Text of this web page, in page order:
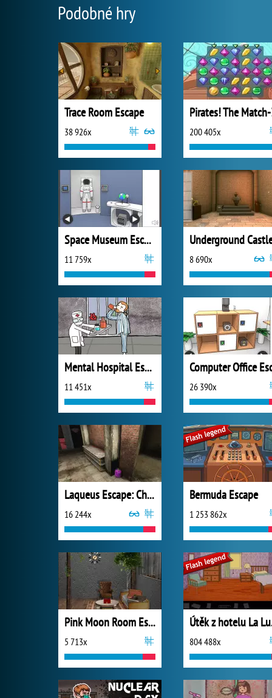
Podobné hry
Trace Room Escape
38 926x
Pirates! The
200 405x
Space Museum Escape
11 759x 8 690x
Mental Hospital Escape
11 451x 26 390x
Laqueus Escape: Chapter 2
16 244x
Bermuda Escape
1 253 862x
Pink Moon Room Escape
5 713x 804 488x